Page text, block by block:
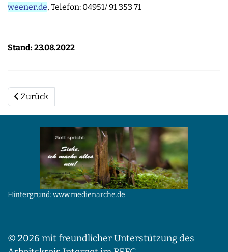
weener.de, Telefon: 04951/ 91 353 71
Stand: 23.08.2022
Zurück
Hintergrund: www.medienarche.de
© 2026 mit freundlicher Unterstützung des